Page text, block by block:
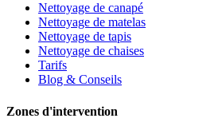
Nettoyage de canapé
Nettoyage de matelas
Nettoyage de tapis
Nettoyage de chaises
Tarifs
Blog & Conseils
Zones d'intervention